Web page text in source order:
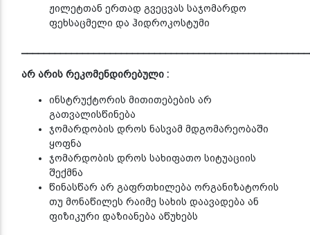
ჟილეტთან ერთად გვეცვას საჯომარდო
ფეხსაცმელი და ჰიდროკოსტუმი
არ არის რეკომენდირებული :
ინსტრუქტორის მითითებების არ
გათვალისწინება
ჯომარდობის დროს ნასვამ მდგომარეობაში
ყოფნა
ჯომარდობის დროს სახიფათო სიტუაციის
შექმნა
წინასწარ არ გაფრთხილება ორგანიზატორის
თუ მონაწილეს რაიმე სახის დაავადება ან
ფიზიკური დაზიანება აწუხებს